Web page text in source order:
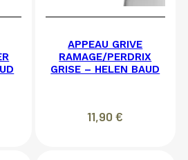
APPEAU GRIVE
RAMAGE/PERDRIX
GRISE – HELEN BAUD
11,90€